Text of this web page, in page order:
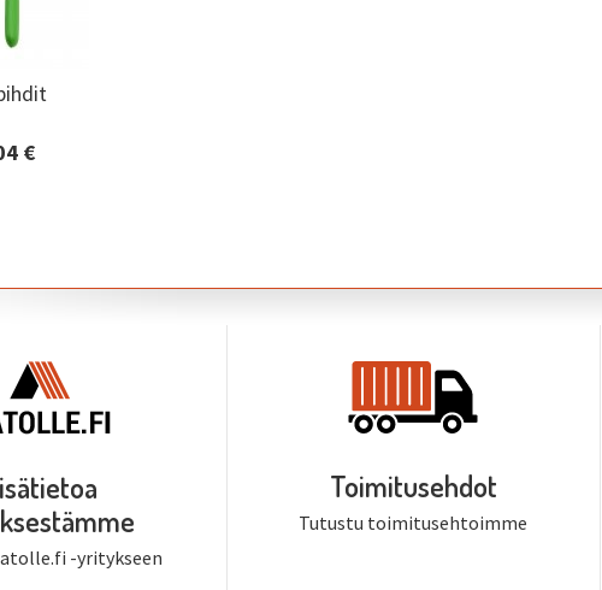
€ja
-yritykseen
Toimitusehdot
Tutustu toimitusehtoimme